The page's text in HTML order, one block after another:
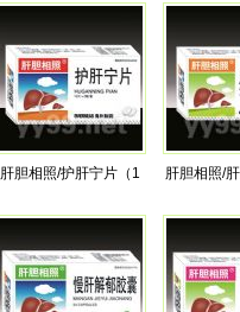
肝胆相照/护肝宁片（1 肝胆相照/